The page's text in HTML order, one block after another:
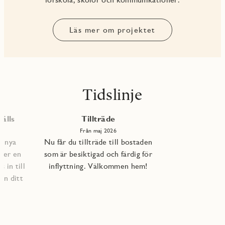
Läs mer om projektet
Tidslinje
nya
en
in till
ditt
Tillträde
Från maj 2026
Nu får du tillträde till bostaden
som är besiktigad och färdig för
inflyttning. Välkommen hem!